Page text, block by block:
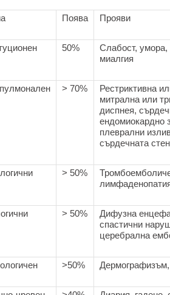
Поява Прояви
50%
Слабост, умора,
миалгия
> 70%
Рестриктивна
митрална или
диспнея,
ендомиокардно
плеврални
сърдечната
> 50%
> 50%
Дифузна
спастични
церебрална
>50%